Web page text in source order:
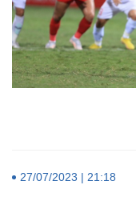
27/07/2023 | 21:18